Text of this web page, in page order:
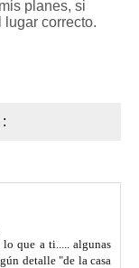
planes, si
correcto.
lo que a ti..... algunas
detalle "de la casa